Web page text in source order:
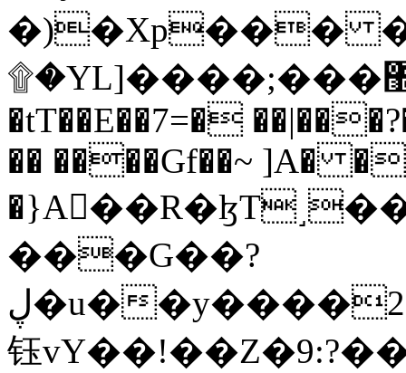
�)�Xp���
۩�YL]����;���׿�޽������+��k��o���O�Zt�6�[a��v_r;�b�f���==
�tT��E��7=�
�� ����Gf��~ ]A�
���G��?
ڸ�u��y����2o�Gc���t!W���k+(���
钰vY��!��Z�9:?�